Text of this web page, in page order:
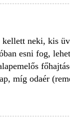
neki, kis
esni fog,
míg odaér